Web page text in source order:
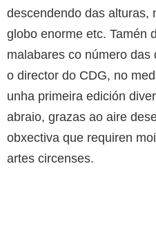
descendendo das alturas,
globo enorme etc. Tamén
malabares co número
o director do CDG, no
unha primeira edición
abraio, grazas ao aire
obxectiva que requiren
artes circenses.